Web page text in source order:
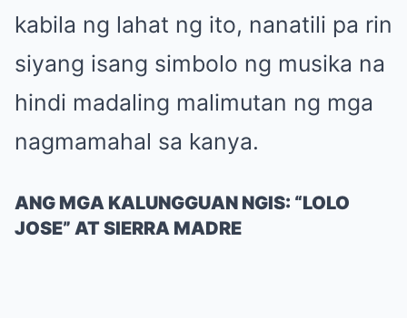
kabila ng lahat ng ito, nanatili pa rin
siyang isang simbolo ng musika na
hindi madaling malimutan ng mga
nagmamahal sa kanya.
ANG MGA KALUNGGUAN NGIS: “LOLO
JOSE” AT SIERRA MADRE